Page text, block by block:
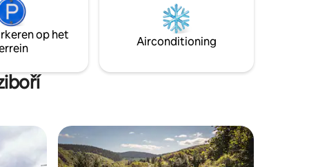
60
ons om
voor gasten en het huis ligt op slechts
op het
Airconditioning